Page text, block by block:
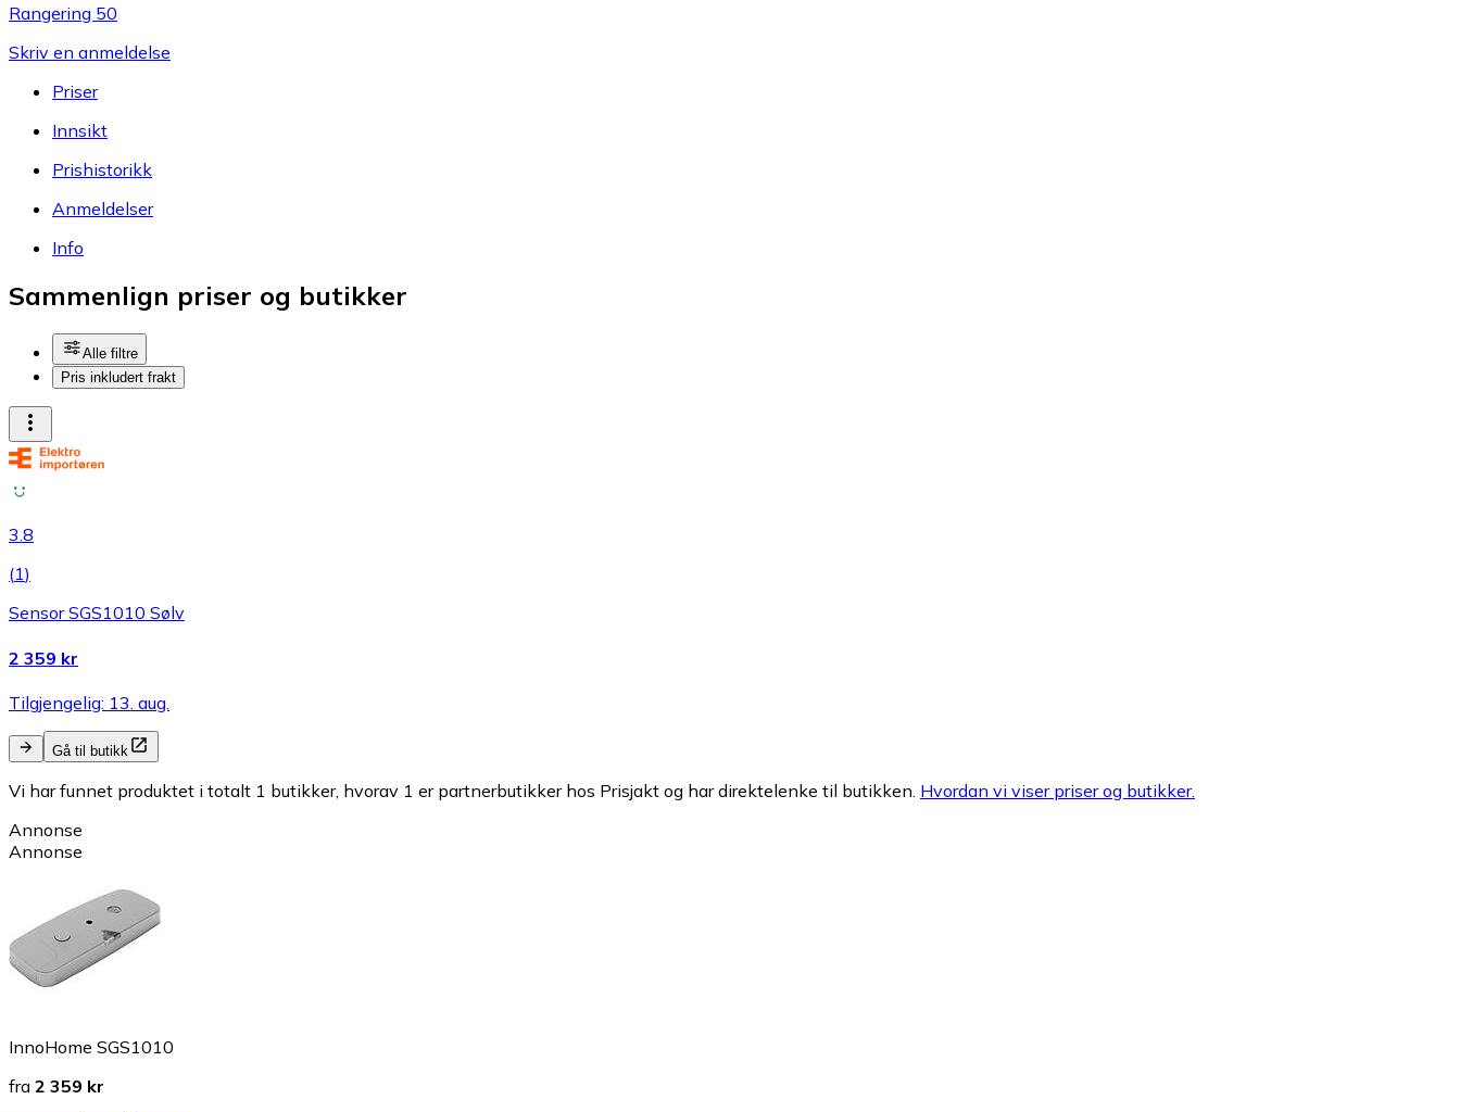
Rangering 50
Skriv en anmeldelse
Priser
Innsikt
Prishistorikk
Anmeldelser
Info
Sammenlign priser og butikker
Alle filtre
Pris inkludert frakt
3.8
(1)
Sensor SGS1010 Sølv
2 359 kr
Tilgjengelig: 13. aug.
Gå til butikk
Vi har funnet produktet i totalt 1 butikker, hvorav 1 er partnerbutikker hos Prisjakt og har direktelenke til butikken. Hvordan vi viser priser og butikker.
Annonse
Annonse
InnoHome SGS1010
fra 2 359 kr